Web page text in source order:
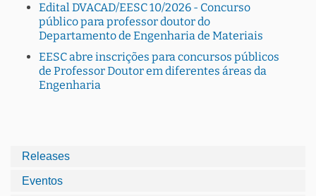
Edital DVACAD/EESC 10/2026 - Concurso
público para professor doutor do
Departamento de Engenharia de Materiais
EESC abre inscrições para concursos públicos
de Professor Doutor em diferentes áreas da
Engenharia
Releases
Eventos